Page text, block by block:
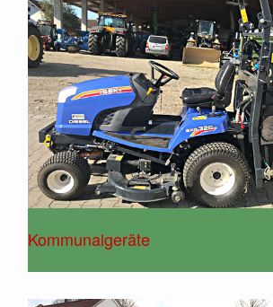
Kommunalgeräte